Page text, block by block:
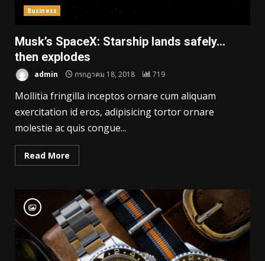
Business
Musk’s SpaceX: Starship lands safely…
then explodes
admin กรกฎาคม 18, 2018 719
Mollitia fringilla inceptos ornare cum aliquam
exercitation id eros, adipisicing tortor ornare
molestie ac quis congue...
Read More